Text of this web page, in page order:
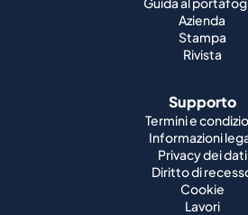
Azienda
Stampa
Rivista
Supporto
Termini e
Informazioni
Privacy dei dati
Diritto di
Cookie
Lavori